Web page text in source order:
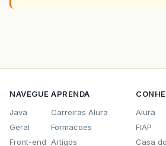
NAVEGUE
Java
Geral
Front-end
APRENDA
Carreiras Alura
Formacoes
Artigos
Alura
FIAP
Casa